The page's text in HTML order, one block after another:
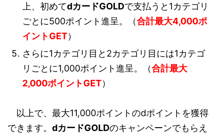
上、初めてdカードGOLDで支払うと1カテゴリ
ごとに500ポイント進呈。（合計最大4,000ポ
イントGET）
さらに1カテゴリ目と2カテゴリ目には1カテゴ
リごとに1,000ポイント進呈。（合計最大
2,000ポイントGET）
以上で、最大11,000ポイントのdポイントを獲得
できます。 dカードGOLDのキャンペーンでもらえ